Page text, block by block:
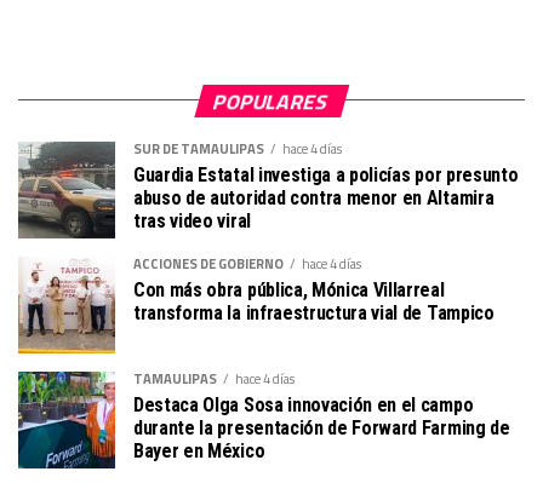
POPULARES
SUR DE TAMAULIPAS hace 4 días
Guardia Estatal investiga a policías por presunto
abuso de autoridad contra menor en Altamira
tras video viral
ACCIONES DE GOBIERNO hace 4 días
Con más obra pública, Mónica Villarreal
transforma la infraestructura vial de Tampico
TAMAULIPAS hace 4 días
Destaca Olga Sosa innovación en el campo
durante la presentación de Forward Farming de
Bayer en México